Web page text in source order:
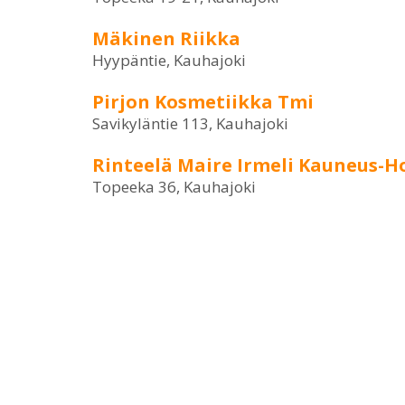
Mäkinen Riikka
Hyypäntie, Kauhajoki
Pirjon Kosmetiikka Tmi
Savikyläntie 113, Kauhajoki
Rinteelä Maire Irmeli Kauneus-
Topeeka 36, Kauhajoki